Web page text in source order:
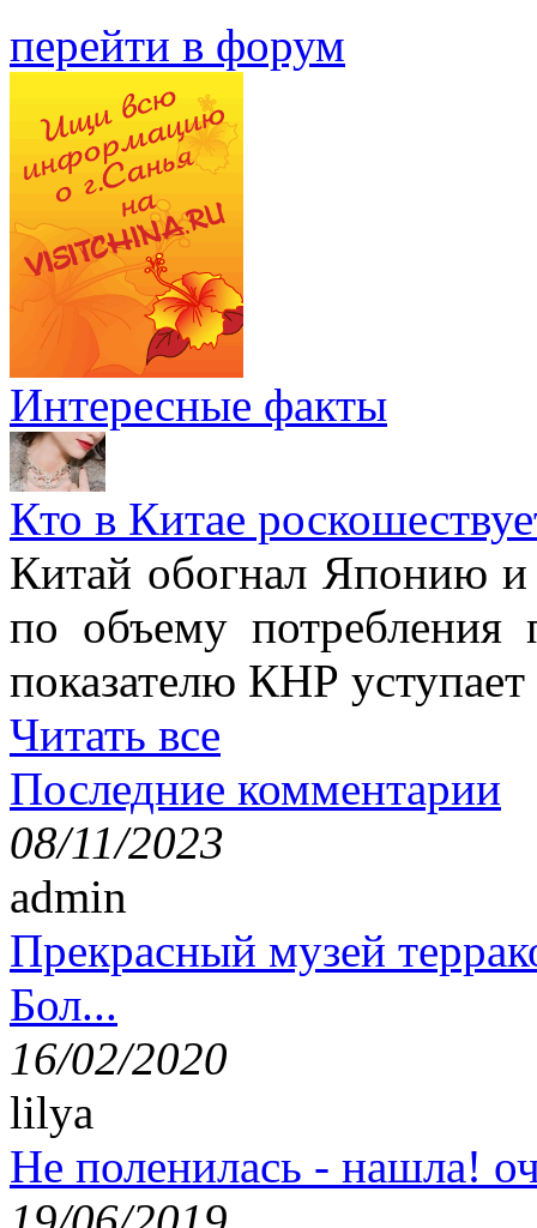
перейти в форум
Интересные факты
Кто в Китае
Китай обогнал Японию
по объему
показателю КНР
Читать все
Последние комментарии
08/11/2023
admin
Прекрасный музей
Бол...
16/02/2020
lilya
Не поленилась - нашла!